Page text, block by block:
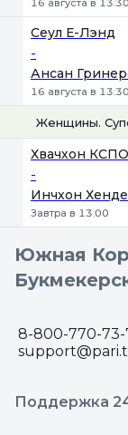
16 августа в 13:30
Сеул Е-Лэнд
-
Ансан
16 августа в 13:30
Женщины.
Хвачхон
-
Инчхон
Завтра в 13:00
Южная
8-800-770-73-
Поддержка